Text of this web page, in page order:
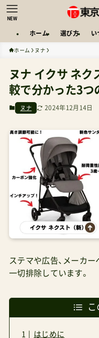
NEW
ホーム 選び方 い
ホーム ヌナ
ヌナ イクサ ネク
較で分かった3つ
ヌナ 2024年12月14日
ステマや広告、メーカ
一切排除しています。
はじめに